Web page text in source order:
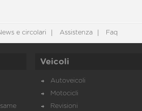
e circolari Assistenza Faq
Veicoli
Autoveicoli
Motocicli
Revisioni